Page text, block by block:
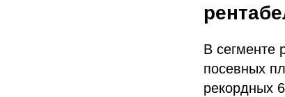
В сегменте
посевных
рекордных